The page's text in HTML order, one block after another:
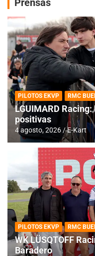
Prensas
PILOTOS EKVP RMC
LGUIMARD
positivas
4 agosto, 2026 E-Kart
PILOTOS EKVP RMC
WK LÜSQTOFF
Baradero